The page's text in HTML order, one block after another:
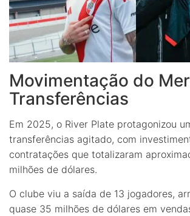
Movimentação do
Transferências
Em 2025, o River Plate protagonizou
transferências agitado, com
contratações que totalizaram
milhões de dólares.
O clube viu a saída de 13 jogadores,
quase 35 milhões de dólares em